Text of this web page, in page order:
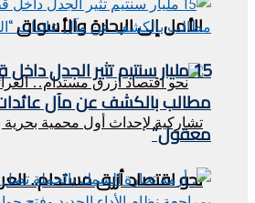
الأمل إلى البحارة والأسواق
نحو اقتصاد أزرق مستدام..
15 مليار سنتيم تثير الجدل
مطالب بالكشف عن مآل
معقول”